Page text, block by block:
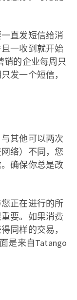
直发短信给消
一收到就开始
销的企业每周只
发一个短信，
其他可以两次
络）不同，您
确保你总是改
正在进行的所
要。如果消费
同样的交易，
是来自Tatango